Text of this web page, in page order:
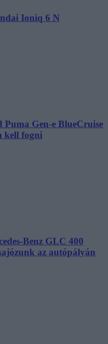
Ioniq 6 N
Gen-e BlueCruise
kell fogni
Benz GLC 400
az autópályán